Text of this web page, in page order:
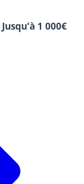
Jusqu'à 1 000€